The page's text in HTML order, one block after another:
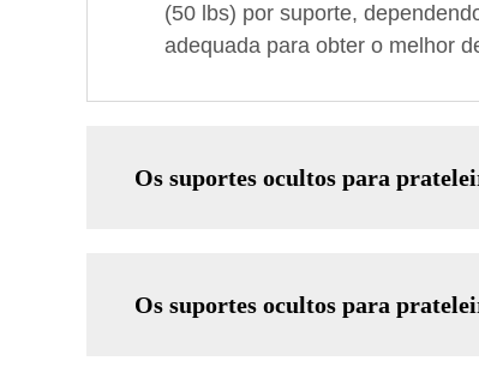
(50 lbs) por suporte,
adequada para obter o melhor
Os suportes ocultos para
Os suportes ocultos para